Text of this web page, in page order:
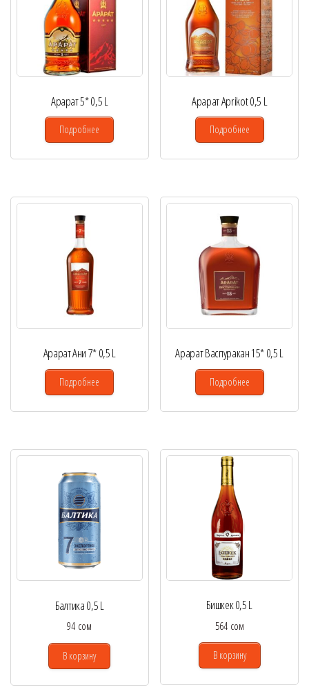
Арарат 5* 0,5 L
Подробнее
Арарат Aprikot 0,5 L
Подробнее
Арарат Ани 7* 0,5 L
Подробнее
Арарат Васпуракан 15* 0,5 L
Подробнее
Балтика 0,5 L
94 сом
В корзину
Бишкек 0,5 L
564 сом
В корзину